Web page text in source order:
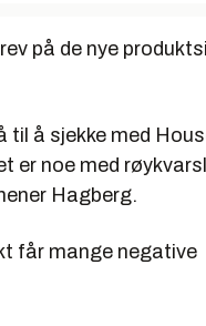
på de nye
til å sjekke med
er noe med
Hagberg.
får mange negative